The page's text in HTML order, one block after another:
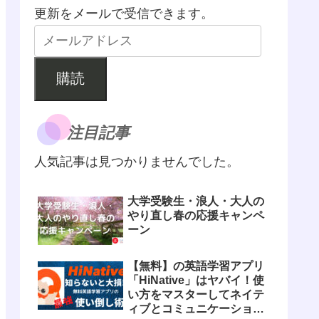
更新をメールで受信できます。
購読
注目記事
人気記事は見つかりませんでした。
大学受験生・浪人・大人の
やり直し春の応援キャンペ
ーン
【無料】の英語学習アプリ
「HiNative」はヤバイ！使
い方をマスターしてネイテ
ィブとコミュニケーション